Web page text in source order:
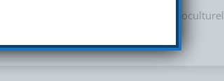
du projet social du centre socioculturel